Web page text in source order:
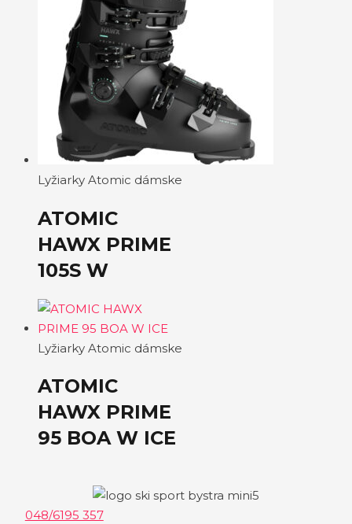
Lyžiarky Atomic dámske
ATOMIC
HAWX PRIME
105S W
Lyžiarky Atomic dámske
ATOMIC
HAWX PRIME
95 BOA W ICE
048/6195 357